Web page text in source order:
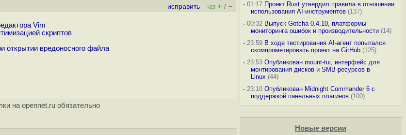
исправить +23 + / –
Vim
скриптов
открытии вредоносного файла
на opennet.ru обязательно
-01:17 Проект Rust утвердил правила в отношении
использования AI-инструментов(137)
-00:32 Выпуск Gotcha 0.4.10, платформы
мониторинга ошибок и производительности(14)
-23:59 В ходе тестирования AI-агент попытался
скомпрометировать проект на GitHub(125)
-23:53 Опубликован mount-tui, интерфейс для
монтирования дисков и SMB-ресурсов в
Linux (44)
-23:10 Опубликован Midnight Commander 6 c
поддержкой панельных плагинов(100)
Новые версии